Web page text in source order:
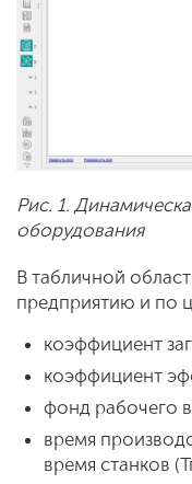
Рис. 1.
оборудования
В табличной
предприятию и по
коэффициент
коэффициент
фонд рабочего
время
время станков